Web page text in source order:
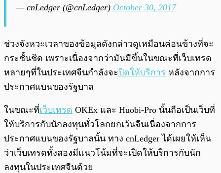
— cnLedger (@cnLedger) October 30, 2017
ช่วงจังหวะเวลาของข้อมูลดังกล่าวดูเหมือนค่อนข้างที่จะ
กระชั้นชิด เพราะเนื่องจากว่ามันมีขึ้นในขณะที่เว็บเทรด
หลายๆที่ในประเทศจีนกำลังจะปิดให้บริการ หลังจากการ
ประกาศแบนของรัฐบาล
ในขณะที่เว็บเทรด OKEx และ Huobi-Pro นั้นถือเป็นเว็บที่
ให้บริการกับนักลงทุนทั่วโลกยกเว้นจีนเนื่องจากการ
ประกาศแบนของรัฐบาลนั้น ทาง cnLedger ได้เผยให้เห็น
ว่าเว็บเทรดทั้งสองมีแนวโน้มที่จะเปิดให้บริการกับนัก
ลงทุนในประเทศจีนด้วย